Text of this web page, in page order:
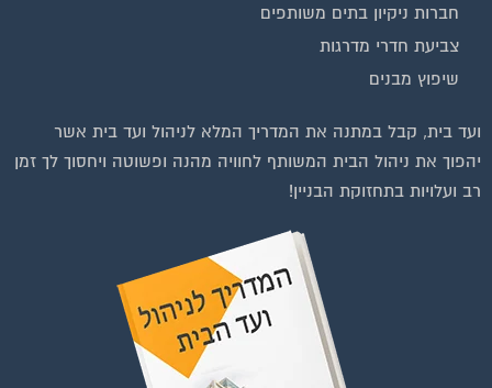
חברות ניקיון בתים משותפים
צביעת חדרי מדרגות
שיפוץ מבנים
ועד בית, קבל במתנה את המדריך המלא לניהול ועד בית אשר
יהפוך את ניהול הבית המשותף לחוויה מהנה ופשוטה ויחסוך לך זמן
רב ועלויות בתחזוקת הבניין!
להצטרפות לחצו על התמונה או על הכפתור ושלחו בקשת הצטרפות בדף
הקבוצה
לחץ למעבר לקבוצה